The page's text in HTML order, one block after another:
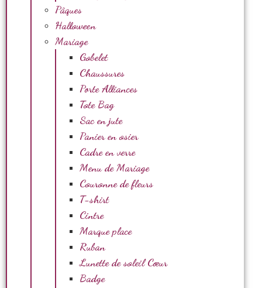
Pâques
Halloween
Mariage
Gobelet
Chaussures
Porte Alliances
Tote Bag
Sac en jute
Panier en osier
Cadre en verre
Menu de Mariage
Couronne de fleurs
T-shirt
Cintre
Marque place
Ruban
Lunette de soleil Cœur
Badge